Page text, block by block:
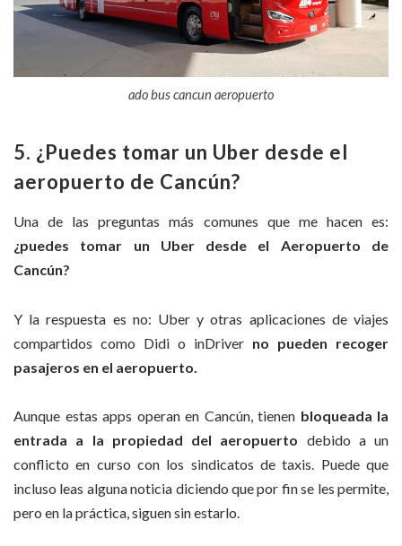
ado bus cancun aeropuerto
5. ¿Puedes tomar un Uber desde el
aeropuerto de Cancún?
Una de las preguntas más comunes que me hacen es:
¿puedes tomar un Uber desde el Aeropuerto de
Cancún?
Y la respuesta es no: Uber y otras aplicaciones de viajes
compartidos como Didi o inDriver no pueden recoger
pasajeros en el aeropuerto.
Aunque estas apps operan en Cancún, tienen bloqueada la
entrada a la propiedad del aeropuerto debido a un
conflicto en curso con los sindicatos de taxis. Puede que
incluso leas alguna noticia diciendo que por fin se les permite,
pero en la práctica, siguen sin estarlo.